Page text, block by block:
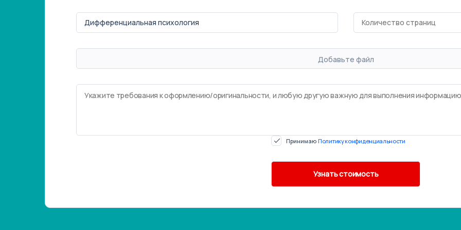
Добавьте файл
Принимаю Политику конфиденциальности